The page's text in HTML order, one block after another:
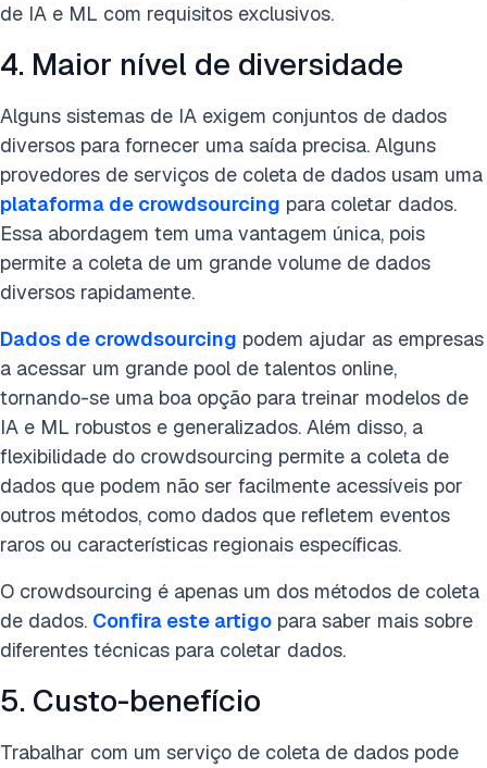
de IA e ML com requisitos exclusivos.
4. Maior nível de diversidade
Alguns sistemas de IA exigem conjuntos de dados
diversos para fornecer uma saída precisa. Alguns
provedores de serviços de coleta de dados usam uma
plataforma de crowdsourcing para coletar dados.
Essa abordagem tem uma vantagem única, pois
permite a coleta de um grande volume de dados
diversos rapidamente.
Dados de crowdsourcing podem ajudar as empresas
a acessar um grande pool de talentos online,
tornando-se uma boa opção para treinar modelos de
IA e ML robustos e generalizados. Além disso, a
flexibilidade do crowdsourcing permite a coleta de
dados que podem não ser facilmente acessíveis por
outros métodos, como dados que refletem eventos
raros ou características regionais específicas.
O crowdsourcing é apenas um dos métodos de coleta
de dados. Confira este artigo para saber mais sobre
diferentes técnicas para coletar dados.
5. Custo-benefício
Trabalhar com um serviço de coleta de dados pode